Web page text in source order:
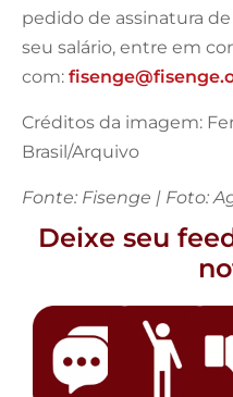
pedido de assinatura
seu salário, entre em
com:
Créditos da imagem:
Brasil/Arquivo
Fonte: Fisenge | Foto:
Deixe seu